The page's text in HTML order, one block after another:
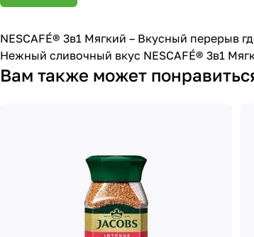
NESCAFÉ® 3в1 Мягкий – Вкусный перерыв
Нежный сливочный вкус NESCAFÉ® 3в1
Вам также может